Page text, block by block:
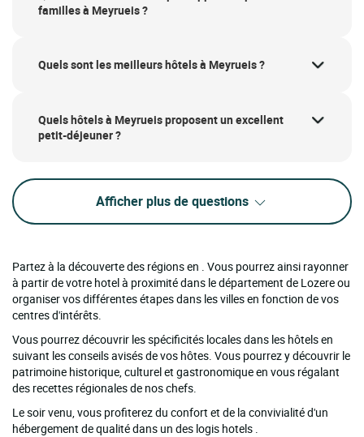
familles à Meyrueis ?
Quels sont les meilleurs hôtels à Meyrueis ?
Quels hôtels à Meyrueis proposent un excellent
petit-déjeuner ?
Afficher plus de questions
Partez à la découverte des régions en . Vous pourrez ainsi rayonner
à partir de votre hotel à proximité dans le département de Lozere ou
organiser vos différentes étapes dans les villes en fonction de vos
centres d'intérêts.
Vous pourrez découvrir les spécificités locales dans les hôtels en
suivant les conseils avisés de vos hôtes. Vous pourrez y découvrir le
patrimoine historique, culturel et gastronomique en vous régalant
des recettes régionales de nos chefs.
Le soir venu, vous profiterez du confort et de la convivialité d'un
hébergement de qualité dans un des logis hotels .